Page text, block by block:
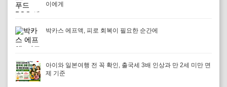
이에게
박카스 에프액, 피로 회복이 필요한 순간에
아이와 일본여행 전 꼭 확인, 출국세 3배 인상과 만 2세 미만 면
제 기준